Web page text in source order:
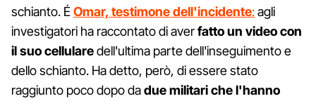
schianto. É Omar, testimone dell'incidente:agli
investigatori ha raccontato di averfatto un video con
il suo cellularedell'ultima parte dell'inseguimento e
dello schianto. Ha detto, però, di essere stato
raggiunto poco dopo dadue militari che l'hanno